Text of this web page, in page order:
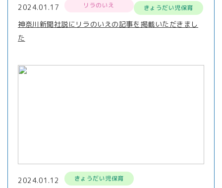
2024.01.17 リラのいえ きょうだい児保育
神奈川新聞社説にリラのいえの記事を掲載いただきまし
た
2024.01.12 きょうだい児保育